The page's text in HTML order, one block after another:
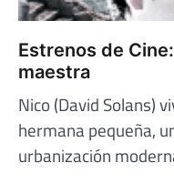
Estrenos de
maestra
Nico (David Solans)
hermana pequeña,
urbanización